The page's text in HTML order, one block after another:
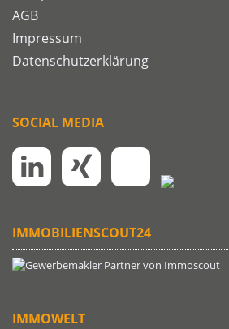
AGB
Impressum
Datenschutzerklärung
SOCIAL MEDIA
IMMOBILIENSCOUT24
IMMOWELT